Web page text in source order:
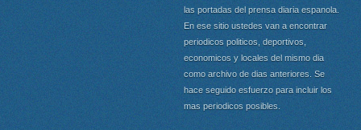
las portadas del prensa diaria espanola.
En ese sitio ustedes van a encontrar
periodicos politicos, deportivos,
economicos y locales del mismo dia
como archivo de dias anteriores. Se
hace seguido esfuerzo para incluir los
mas periodicos posibles.